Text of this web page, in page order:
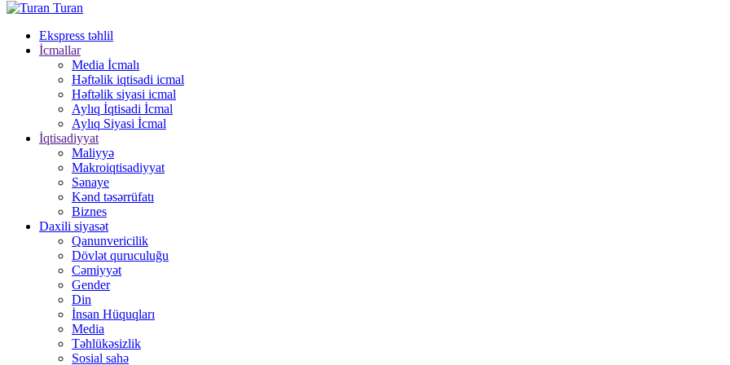
Turan
Ekspress təhlil
İcmallar
Media İcmalı
Həftəlik iqtisadi icmal
Həftəlik siyasi icmal
Aylıq İqtisadi İcmal
Aylıq Siyasi İcmal
İqtisadiyyat
Maliyyə
Makroiqtisadiyyat
Sənaye
Kənd təsərrüfatı
Biznes
Daxili siyasət
Qanunvericilik
Dövlət quruculuğu
Cəmiyyət
Gender
Din
İnsan Hüquqları
Media
Təhlükəsizlik
Sosial sahə